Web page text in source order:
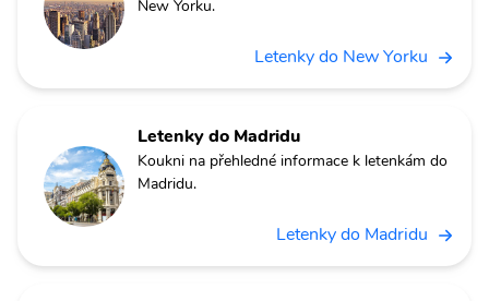
New Yorku.
Letenky do New Yorku
Letenky do Madridu
Koukni na přehledné informace k letenkám do
Madridu.
Letenky do Madridu